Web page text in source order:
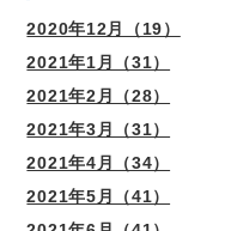
2020年12月（19）
2021年1月（31）
2021年2月（28）
2021年3月（31）
2021年4月（34）
2021年5月（41）